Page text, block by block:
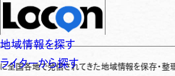
地域情報を探す
ライターから探す
地で発信されてきた地域情報を保存・整理し、継